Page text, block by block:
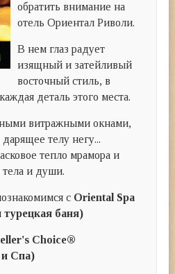
обратить внимание на
отель Ориентал Риволи.
В нем глаз радует
изящный и затейливый
восточный стиль, в
деталь этого места.
витражными окнами,
телу негу...
тепло мрамора и
тела и души.
с Oriental Spa
турецкая баня)
Choice®
и Спа)